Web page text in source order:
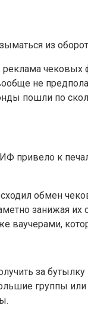
из
не
пошли по
привело к
обмен
занижая их
ваучерами,
за
группы